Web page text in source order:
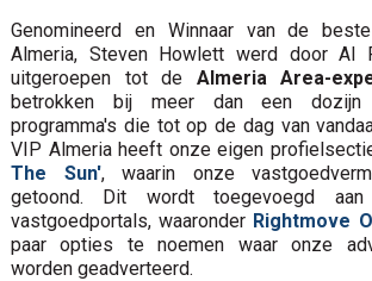
Genomineerd en Winnaar van de
Almeria, Steven Howlett werd door Al
uitgeroepen tot de Almeria Area-
betrokken bij meer dan een dozijn
programma's die tot op de dag van
VIP Almeria heeft onze eigen
The Sun', waarin onze
getoond. Dit wordt toegevoegd
vastgoedportals, waaronder Rightmove
paar opties te noemen waar onze
worden geadverteerd.